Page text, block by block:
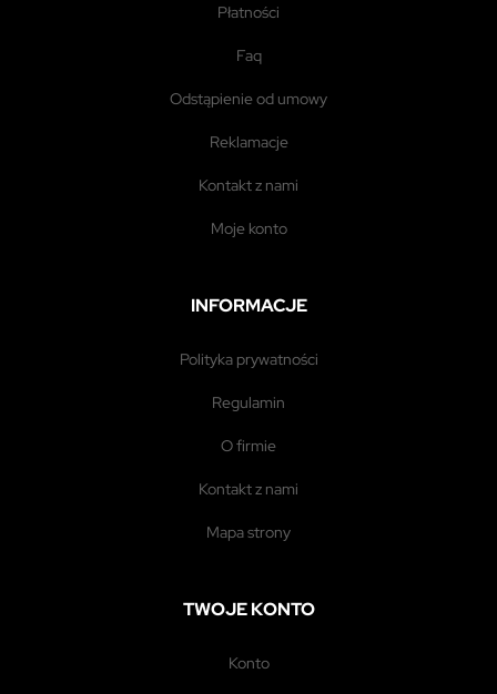
płatności
faq
odstąpienie od umowy
reklamacje
kontakt z nami
moje konto
INFORMACJE
polityka prywatności
regulamin
o firmie
kontakt z nami
mapa strony
TWOJE KONTO
konto